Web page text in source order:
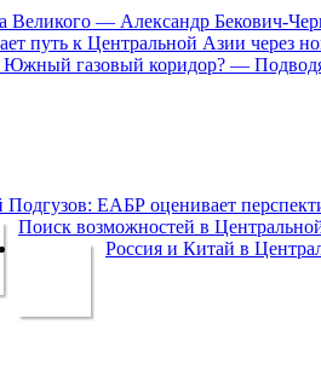
— Александр Бекович-
путь к Центральной Азии через
Южный газовый коридор? —
Подгузов: ЕАБР оценивает
Поиск возможностей в
Россия и Китай в